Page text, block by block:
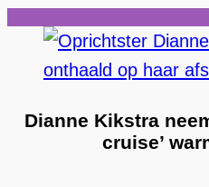
Dianne Kikstra
cruise’